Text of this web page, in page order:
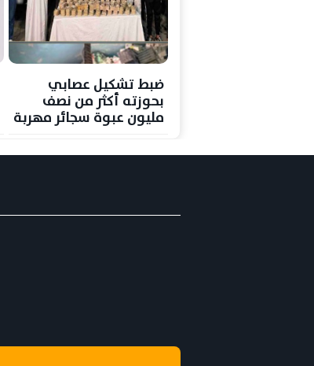
ضبط تشكيل عصابي
بحوزته أكثر من نصف
مليون عبوة سجائر مهربة